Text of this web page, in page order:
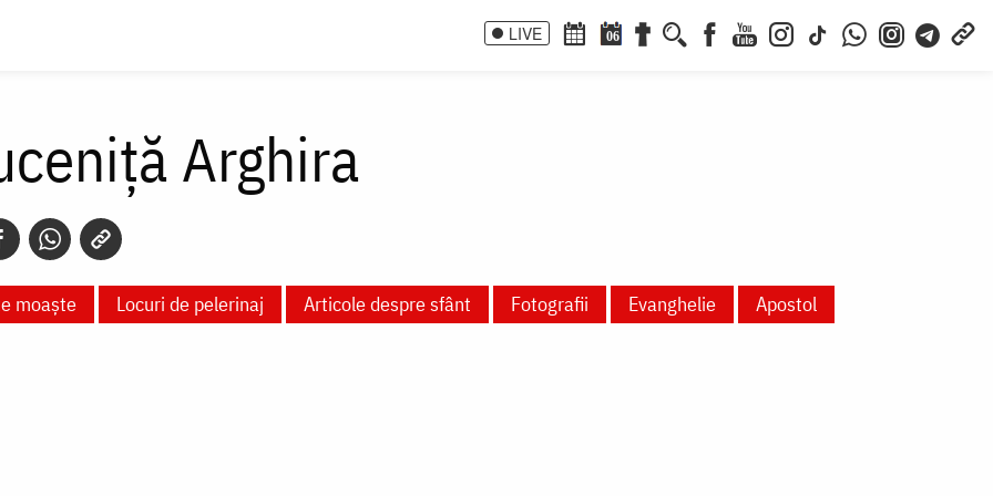
LIVE 06
Arghira
moaște Locuri de pelerinaj Articole despre sfânt Fotografii Evanghelie Apostol